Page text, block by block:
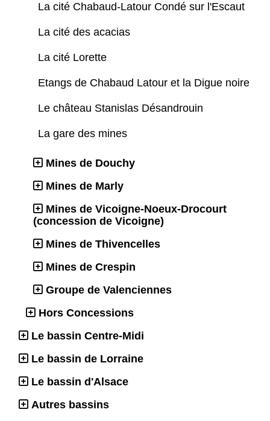
La cité Chabaud-Latour Condé sur l'Escaut
La cité des acacias
La cité Lorette
Etangs de Chabaud Latour et la Digue noire
Le château Stanislas Désandrouin
La gare des mines
Mines de Douchy
Mines de Marly
Mines de Vicoigne-Noeux-Drocourt
(concession de Vicoigne)
Mines de Thivencelles
Mines de Crespin
Groupe de Valenciennes
Hors Concessions
Le bassin Centre-Midi
Le bassin de Lorraine
Le bassin d'Alsace
Autres bassins